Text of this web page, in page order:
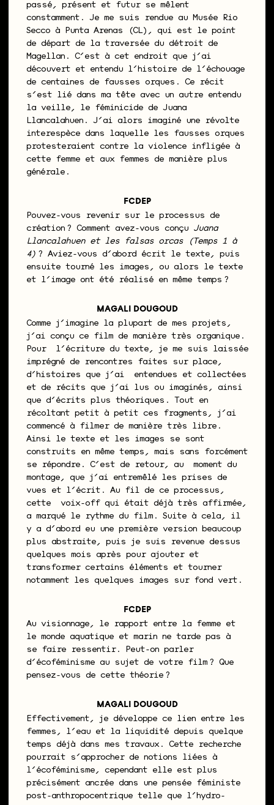
passé, présent et futur se mêlent
constamment. Je me suis rendue au Musée Rio
Secco à Punta Arenas (CL), qui est le point
de départ de la traversée du détroit de
Magellan. C’est à cet endroit que j’ai
découvert et entendu l’histoire de l’échouage
de centaines de fausses orques. Ce récit
s’est lié dans ma tête avec un autre entendu
la veille, le féminicide de Juana
Llancalahuen. J’ai alors imaginé une révolte
interespèce dans laquelle les fausses orques
protesteraient contre la violence infligée à
cette femme et aux femmes de manière plus
générale.
FCDEP
Pouvez-vous revenir sur le processus de
création ? Comment avez-vous conçu Juana
Llancalahuen et les falsas orcas (Temps 1 à
4) ? Aviez-vous d’abord écrit le texte, puis
ensuite tourné les images, ou alors le texte
et l’image ont été réalisé en même temps ?
MAGALI DOUGOUD
Comme j’imagine la plupart de mes projets,
j’ai conçu ce film de manière très organique.
Pour l’écriture du texte, je me suis laissée
imprégné de rencontres faites sur place,
d’histoires que j’ai entendues et collectées
et de récits que j’ai lus ou imaginés, ainsi
que d’écrits plus théoriques. Tout en
récoltant petit à petit ces fragments, j’ai
commencé à filmer de manière très libre.
Ainsi le texte et les images se sont
construits en même temps, mais sans forcément
se répondre. C’est de retour, au moment du
montage, que j’ai entremêlé les prises de
vues et l’écrit. Au fil de ce processus,
cette voix-off qui était déjà très affirmée,
a marqué le rythme du film. Suite à cela, il
y a d’abord eu une première version beaucoup
plus abstraite, puis je suis revenue dessus
quelques mois après pour ajouter et
transformer certains éléments et tourner
notamment les quelques images sur fond vert.
FCDEP
Au visionnage, le rapport entre la femme et
le monde aquatique et marin ne tarde pas à
se faire ressentir. Peut-on parler
d’écoféminisme au sujet de votre film ? Que
pensez-vous de cette théorie ?
MAGALI DOUGOUD
Effectivement, je développe ce lien entre les
femmes, l’eau et la liquidité depuis quelque
temps déjà dans mes travaux. Cette recherche
pourrait s’approcher de notions liées à
l’écoféminisme, cependant elle est plus
précisément ancrée dans une pensée féministe
post-anthropocentrique telle que l’hydro-